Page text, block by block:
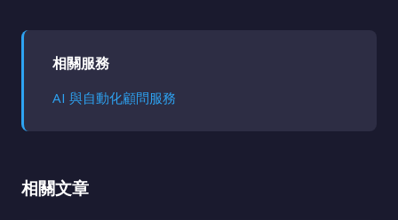
相關服務
AI 與自動化顧問服務
相關文章